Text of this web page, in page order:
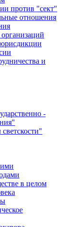
против "сект"
отношения
и
-
в целом